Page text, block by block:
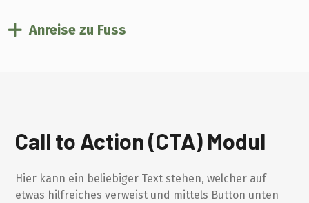
Anreise zu Fuss
Call to Action (CTA) Modul
Hier kann ein beliebiger Text stehen, welcher auf
etwas hilfreiches verweist und mittels Button unten